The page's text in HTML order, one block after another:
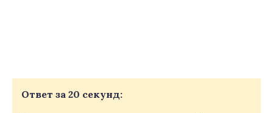
Ответ за 20 секунд: